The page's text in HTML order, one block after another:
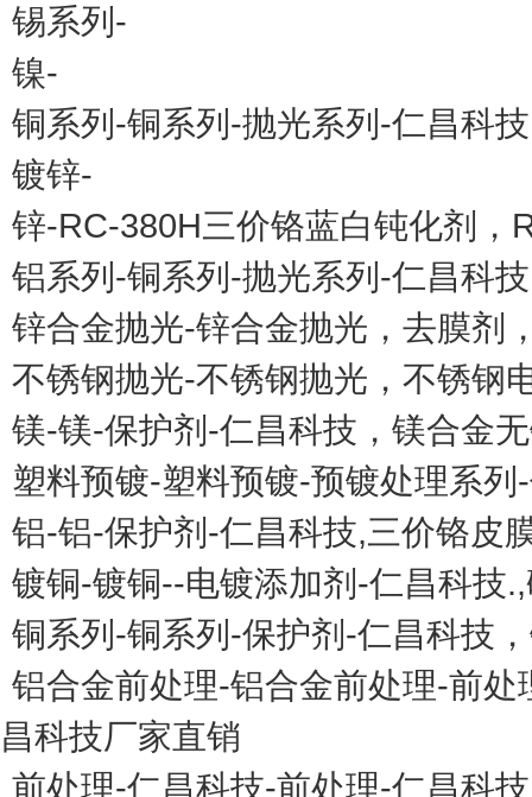
锡系列-
镍-
铜系列-铜系列-抛光系列-仁昌科
镀锌-
锌-RC-380H三价铬蓝白钝化剂，
铝系列-铜系列-抛光系列-仁昌科
锌合金抛光-锌合金抛光，去膜剂
不锈钢抛光-不锈钢抛光，不锈钢
镁-镁-保护剂-仁昌科技，镁合金
塑料预镀-塑料预镀-预镀处理系
铝-铝-保护剂-仁昌科技,三价铬皮
镀铜-镀铜--电镀添加剂-仁昌科技
铜系列-铜系列-保护剂-仁昌科技
铝合金前处理-铝合金前处理-前
昌科技厂家直销
前处理-仁昌科技-前处理-仁昌科